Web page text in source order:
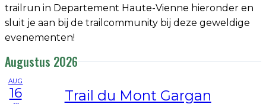
trailrun in Departement Haute-Vienne hieronder en
sluit je aan bij de trailcommunity bij deze geweldige
evenementen!
Augustus 2026
AUG
16 Trail du Mont Gargan